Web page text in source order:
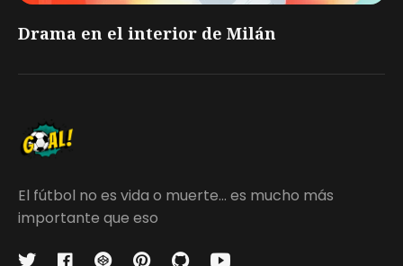
Drama en el interior de Milán
El fútbol no es vida o muerte... es mucho más
importante que eso